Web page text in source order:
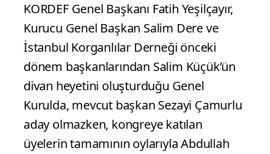
KORDEF Genel Başkanı Fatih Yeşilçayır,
Kurucu Genel Başkan Salim Dere ve
İstanbul Korganlılar Derneği önceki
dönem başkanlarından Salim Küçük’ün
divan heyetini oluşturduğu Genel
Kurulda, mevcut başkan Sezayi Çamurlu
aday olmazken, kongreye katılan
üyelerin tamamının oylarıyla Abdullah